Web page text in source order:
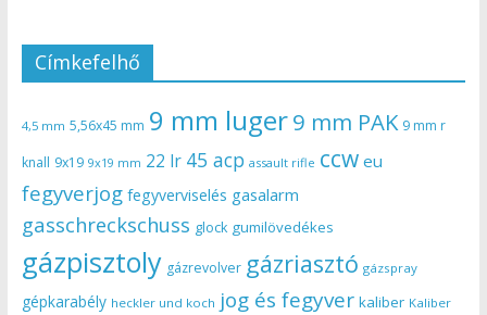
Címkefelhő
4,5 mm 5,56x45 mm 9 mm luger9 mm PAK 9 mm r
knall 9x19 9x19 mm 22 lr 45 acp assault rifle ccw eu
fegyverjog fegyverviselés gasalarm
gasschreckschuss glock gumilövedékes
gázpisztoly gázrevolver gázriasztó gázspray
gépkarabély heckler und koch jog és fegyver kaliber Kaliber